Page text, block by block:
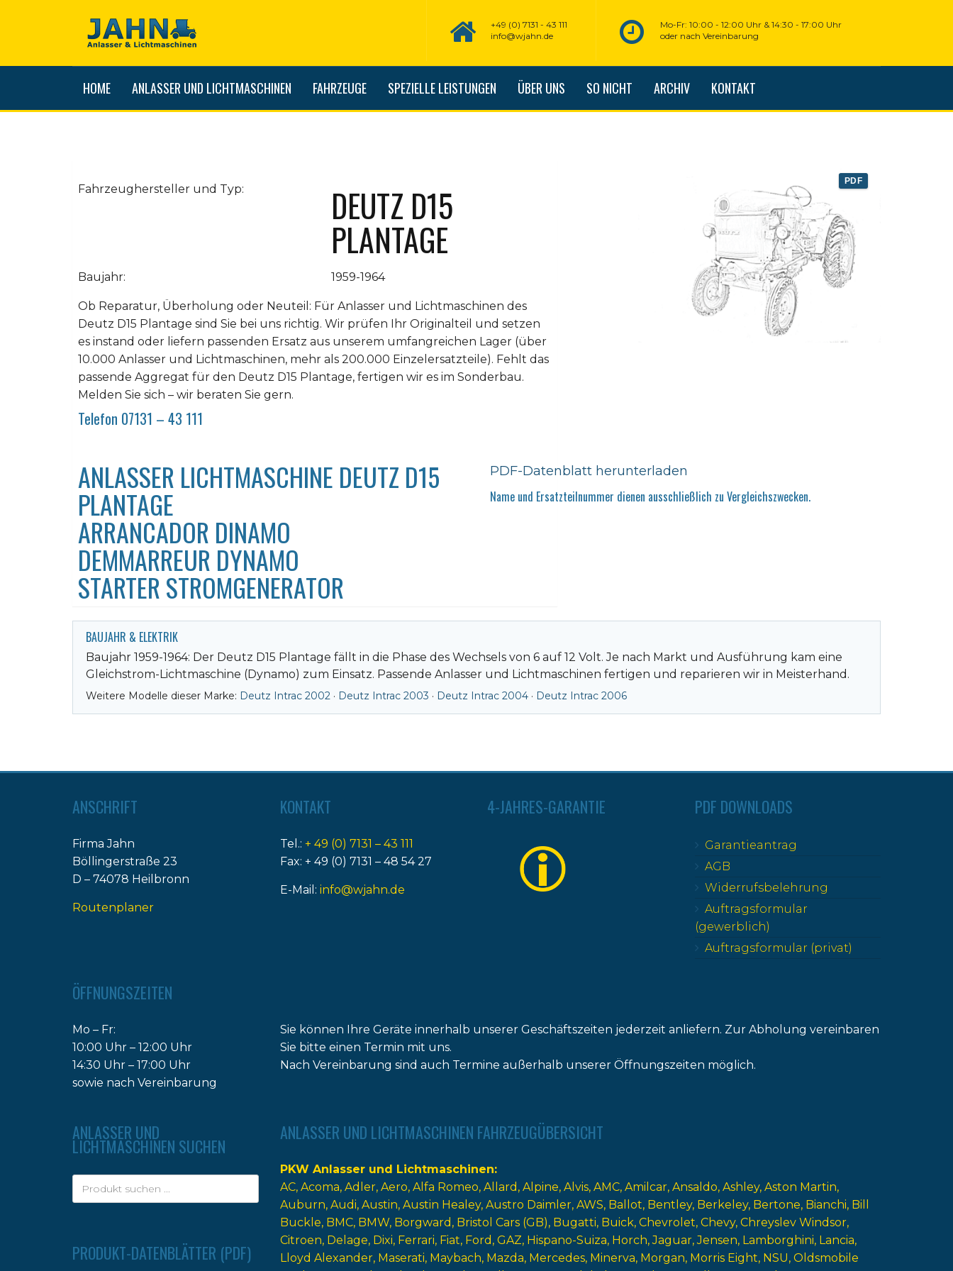
Mo-Fr: 10:00 - 12:00 Uhr & 14:30 - 17:00 Uhr
oder nach Vereinbarung
+49 (0) 7131 - 43 111
info@wjahn.de
HOME ANLASSER UND LICHTMASCHINEN FAHRZEUGE SPEZIELLE LEISTUNGEN ÜBER UNS SO NICHT ARCHIV KONTAKT
PDF
Fahrzeughersteller und Typ: DEUTZ D15
PLANTAGE
Baujahr: 1959-1964
Ob Reparatur, Überholung oder Neuteil: Für Anlasser und Lichtmaschinen des
Deutz D15 Plantage sind Sie bei uns richtig. Wir prüfen Ihr Originalteil und setzen
es instand oder liefern passenden Ersatz aus unserem umfangreichen Lager (über
10.000 Anlasser und Lichtmaschinen, mehr als 200.000 Einzelersatzteile). Fehlt das
passende Aggregat für den Deutz D15 Plantage, fertigen wir es im Sonderbau.
Melden Sie sich – wir beraten Sie gern.
Telefon 07131 – 43 111
ANLASSER LICHTMASCHINE DEUTZ D15
PLANTAGE
ARRANCADOR DINAMO
DEMMARREUR DYNAMO
STARTER STROMGENERATOR
PDF-Datenblatt herunterladen
Name und Ersatzteilnummer dienen ausschließlich zu Vergleichszwecken.
BAUJAHR & ELEKTRIK
Baujahr 1959-1964: Der Deutz D15 Plantage fällt in die Phase des Wechsels von 6 auf 12 Volt. Je nach Markt und Ausführung kam eine
Gleichstrom-Lichtmaschine (Dynamo) zum Einsatz. Passende Anlasser und Lichtmaschinen fertigen und reparieren wir in Meisterhand.
Weitere Modelle dieser Marke: Deutz Intrac 2002 · Deutz Intrac 2003 · Deutz Intrac 2004 · Deutz Intrac 2006
ANSCHRIFT
Firma Jahn
Böllingerstraße 23
D – 74078 Heilbronn
Routenplaner
KONTAKT
Tel.: + 49 (0) 7131 – 43 111
Fax: + 49 (0) 7131 – 48 54 27
E-Mail: info@wjahn.de
4-JAHRES-GARANTIE PDF DOWNLOADS
Garantieantrag
AGB
Widerrufsbelehrung
Auftragsformular
(gewerblich)
Auftragsformular (privat)
ÖFFNUNGSZEITEN
Mo – Fr:
10:00 Uhr – 12:00 Uhr
14:30 Uhr – 17:00 Uhr
sowie nach Vereinbarung
Sie können Ihre Geräte innerhalb unserer Geschäftszeiten jederzeit anliefern. Zur Abholung vereinbaren
Sie bitte einen Termin mit uns.
Nach Vereinbarung sind auch Termine außerhalb unserer Öffnungszeiten möglich.
ANLASSER UND
LICHTMASCHINEN SUCHEN
PRODUKT-DATENBLÄTTER (PDF)
ANLASSER UND LICHTMASCHINEN FAHRZEUGÜBERSICHT
PKW Anlasser und Lichtmaschinen
AC Acoma Adler Aero Alfa Romeo Allard Alpine Alvis AMC Amilcar Ansaldo Ashley Aston Martin
Auburn Audi Austin Austin Healey Austro Daimler AWS Ballot Bentley Berkeley Bertone Bianchi Bill
Buckle BMC BMW Borgward Bristol Cars (GB) Bugatti Buick Chevrolet Chevy Chreyslev Windsor
Citroen Delage Dixi Ferrari Fiat Ford GAZ Hispano-Suiza Horch Jaguar Jensen Lamborghini Lancia
Lloyd Alexander Maserati Maybach Mazda Mercedes Minerva Morgan Morris Eight NSU Oldsmobile